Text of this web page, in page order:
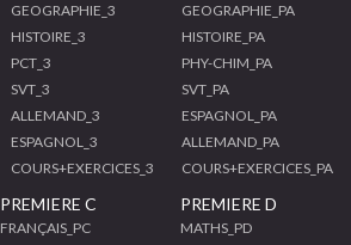
GEOGRAPHIE_3
HISTOIRE_3
PCT_3
SVT_3
ALLEMAND_3
ESPAGNOL_3
COURS+EXERCICES_3
GEOGRAPHIE_PA
HISTOIRE_PA
PHY-CHIM_PA
SVT_PA
ESPAGNOL_PA
ALLEMAND_PA
COURS+EXERCICES_PA
PREMIERE C
FRANÇAIS_PC
PREMIERE D
MATHS_PD